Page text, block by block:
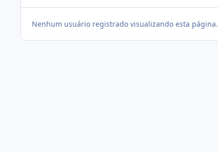
Nenhum usuário registrado visualizando esta página.